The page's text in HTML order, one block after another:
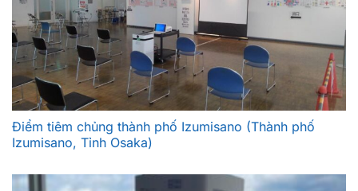
Điểm tiêm chủng thành phố Izumisano (Thành phố
Izumisano, Tỉnh Osaka)